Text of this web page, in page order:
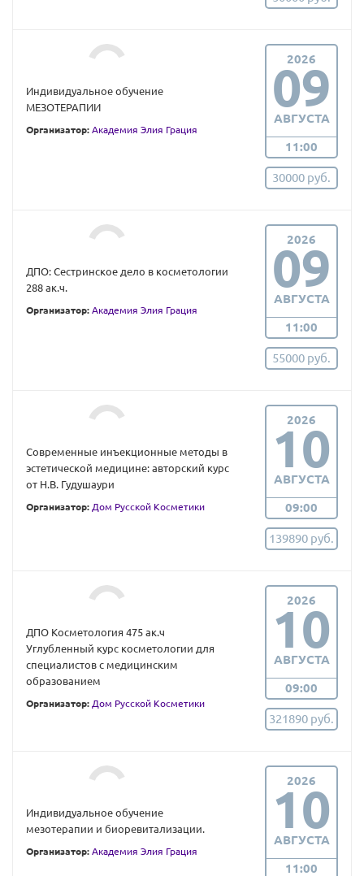
Индивидуальное обучение
МЕЗОТЕРАПИИ
Организатор: Академия Элия Грация
2026
09
АВГУСТА
11:00
30000 руб.
ДПО: Сестринское дело в косметологии
288 ак.ч.
Организатор: Академия Элия Грация
2026
09
АВГУСТА
11:00
55000 руб.
Современные инъекционные методы в
эстетической медицине: авторский курс
от Н.В. Гудушаури
Организатор: Дом Русской Косметики
2026
10
АВГУСТА
09:00
139890 руб.
ДПО Косметология 475 ак.ч
Углубленный курс косметологии для
специалистов с медицинским
образованием
Организатор: Дом Русской Косметики
2026
10
АВГУСТА
09:00
321890 руб.
Индивидуальное обучение
мезотерапии и биоревитализации.
Организатор: Академия Элия Грация
2026
10
АВГУСТА
11:00